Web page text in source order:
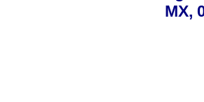
MX,